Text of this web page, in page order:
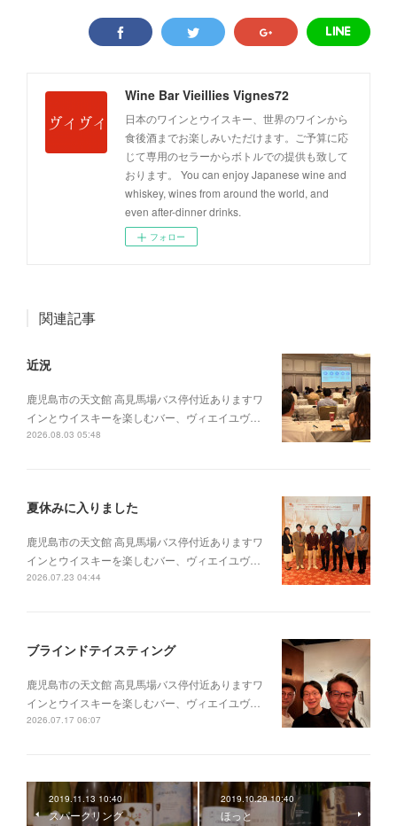
Wine Bar Vieillies Vignes72
日本のワインとウイスキー、世界のワインから
食後酒までお楽しみいただけます。ご予算に応
じて専用のセラーからボトルでの提供も致して
おります。 You can enjoy Japanese wine and
whiskey, wines from around the world, and
even after-dinner drinks.
フォロー
関連記事
近況
鹿児島市の天文館 高見馬場バス停付近ありますワ
インとウイスキーを楽しむバー、ヴィエイユヴ…
2026.08.03 05:48
夏休みに入りました
鹿児島市の天文館 高見馬場バス停付近ありますワ
インとウイスキーを楽しむバー、ヴィエイユヴ…
2026.07.23 04:44
ブラインドテイスティング
鹿児島市の天文館 高見馬場バス停付近ありますワ
インとウイスキーを楽しむバー、ヴィエイユヴ…
2026.07.17 06:07
2019.11.13 10:40
スパークリング
2019.10.29 10:40
ほっと